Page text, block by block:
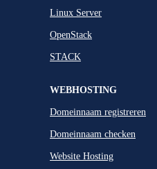
Linux Server
OpenStack
STACK
WEBHOSTING
Domeinnaam registreren
Domeinnaam checken
Website Hosting